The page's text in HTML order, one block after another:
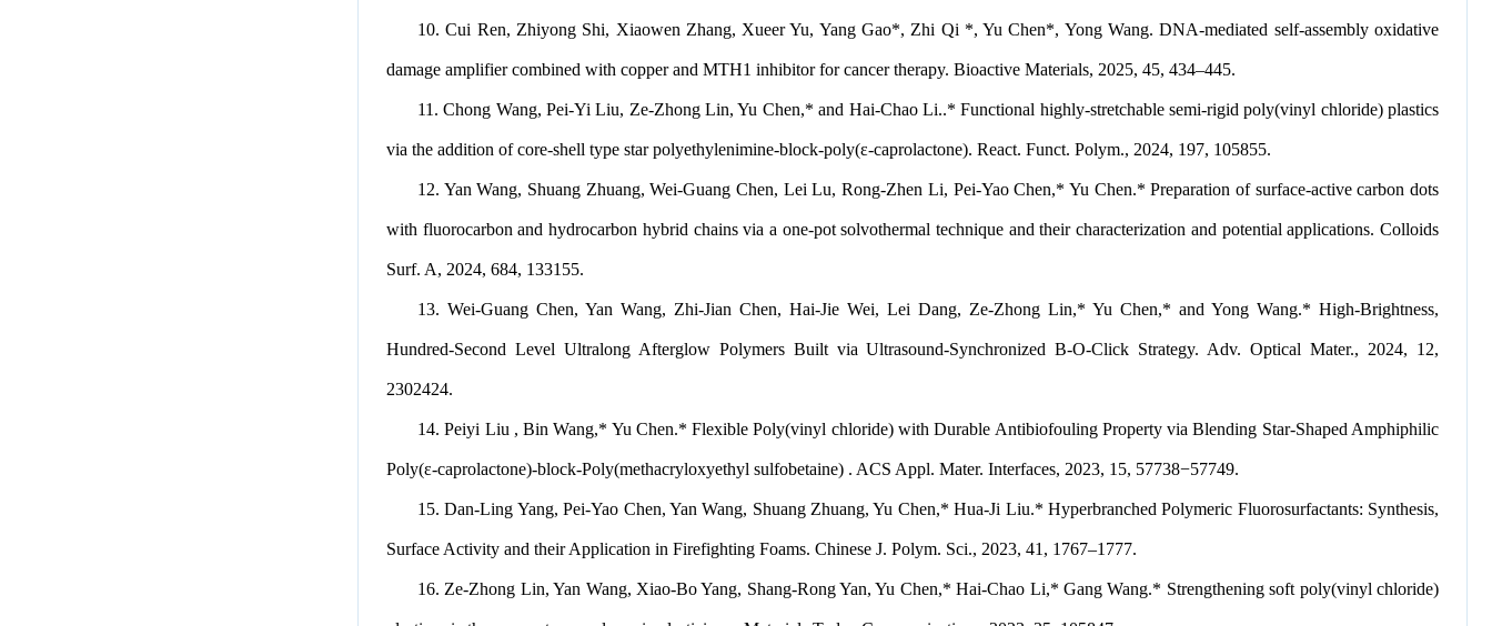
10. Cui Ren, Zhiyong Shi, Xiaowen Zhang, Xueer Yu, Yang Gao*, Zhi Qi *, Yu Chen*, Yong Wang. DNA-mediated self-assembly oxidative
damage amplifier combined with copper and MTH1 inhibitor for cancer therapy. Bioactive Materials, 2025, 45, 434–445.
11. Chong Wang, Pei-Yi Liu, Ze-Zhong Lin, Yu Chen,* and Hai-Chao Li..* Functional highly-stretchable semi-rigid poly(vinyl chloride) plastics
via the addition of core-shell type star polyethylenimine-block-poly(ε-caprolactone). React. Funct. Polym., 2024, 197, 105855.
12. Yan Wang, Shuang Zhuang, Wei-Guang Chen, Lei Lu, Rong-Zhen Li, Pei-Yao Chen,* Yu Chen.* Preparation of surface-active carbon dots
with fluorocarbon and hydrocarbon hybrid chains via a one-pot solvothermal technique and their characterization and potential applications. Colloids
Surf. A, 2024, 684, 133155.
13. Wei-Guang Chen, Yan Wang, Zhi-Jian Chen, Hai-Jie Wei, Lei Dang, Ze-Zhong Lin,* Yu Chen,* and Yong Wang.* High-Brightness,
Hundred-Second Level Ultralong Afterglow Polymers Built via Ultrasound-Synchronized B-O-Click Strategy. Adv. Optical Mater., 2024, 12,
2302424.
14. Peiyi Liu , Bin Wang,* Yu Chen.* Flexible Poly(vinyl chloride) with Durable Antibiofouling Property via Blending Star-Shaped Amphiphilic
Poly(ε-caprolactone)-block-Poly(methacryloxyethyl sulfobetaine) . ACS Appl. Mater. Interfaces, 2023, 15, 57738−57749.
15. Dan-Ling Yang, Pei-Yao Chen, Yan Wang, Shuang Zhuang, Yu Chen,* Hua-Ji Liu.* Hyperbranched Polymeric Fluorosurfactants: Synthesis,
Surface Activity and their Application in Firefighting Foams. Chinese J. Polym. Sci., 2023, 41, 1767–1777.
16. Ze-Zhong Lin, Yan Wang, Xiao-Bo Yang, Shang-Rong Yan, Yu Chen,* Hai-Chao Li,* Gang Wang.* Strengthening soft poly(vinyl chloride)